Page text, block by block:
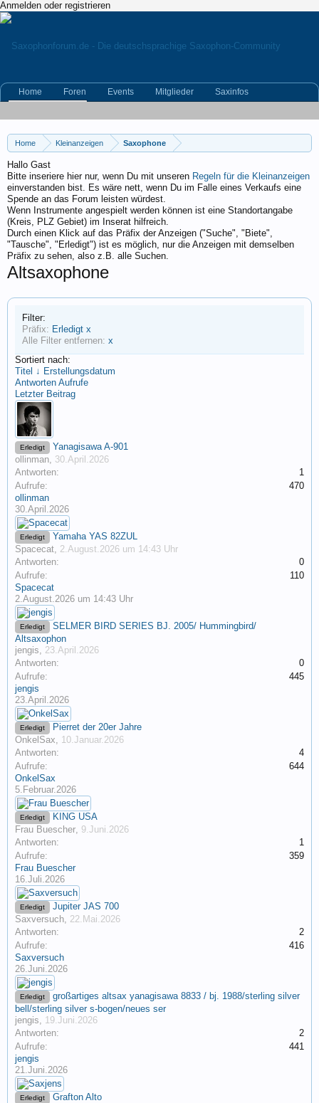
Anmelden oder registrieren
Home Kleinanzeigen Saxophone
Hallo Gast
Bitte inseriere hier nur, wenn Du mit unseren Regeln für die Kleinanzeigen
einverstanden bist. Es wäre nett, wenn Du im Falle eines Verkaufs eine
Spende an das Forum leisten würdest.
Wenn Instrumente angespielt werden können ist eine Standortangabe
(Kreis, PLZ Gebiet) im Inserat hilfreich.
Durch einen Klick auf das Präfix der Anzeigen ("Suche", "Biete",
"Tausche", "Erledigt") ist es möglich, nur die Anzeigen mit demselben
Präfix zu sehen, also z.B. alle Suchen.
Altsaxophone
Filter:
Präfix: Erledigt x
Alle Filter entfernen: x
Sortiert nach:
Titel ↓ Erstellungsdatum
Antworten Aufrufe
Letzter Beitrag
Erledigt
Yanagisawa A-901
ollinman, 30.April.2026
Antworten:
1
Aufrufe:
470
ollinman
30.April.2026
Erledigt
Yamaha YAS 82ZUL
Spacecat, 2.August.2026 um 14:43 Uhr
Antworten:
0
Aufrufe:
110
Spacecat
2.August.2026 um 14:43 Uhr
Erledigt
SELMER BIRD SERIES BJ. 2005/ Hummingbird/
Altsaxophon
jengis, 23.April.2026
Antworten:
0
Aufrufe:
445
jengis
23.April.2026
Erledigt
Pierret der 20er Jahre
OnkelSax, 10.Januar.2026
Antworten:
4
Aufrufe:
644
OnkelSax
5.Februar.2026
Erledigt
KING USA
Frau Buescher, 9.Juni.2026
Antworten:
1
Aufrufe:
359
Frau Buescher
16.Juli.2026
Erledigt
Jupiter JAS 700
Saxversuch, 22.Mai.2026
Antworten:
2
Aufrufe:
416
Saxversuch
26.Juni.2026
Erledigt
großartiges altsax yanagisawa 8833 / bj. 1988/sterling silver
bell/sterling silver s-bogen/neues ser
jengis, 19.Juni.2026
Antworten:
2
Aufrufe:
441
jengis
21.Juni.2026
Erledigt
Grafton Alto
Home Foren Events Mitglieder
Saxinfos